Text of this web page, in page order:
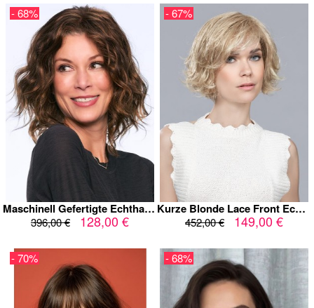
Maschinell Gefertigte Echthaar Perücke Damen – Kurz & Lockig, Natürliches Braun, Leicht & Voluminös, Pflegeleicht, Natürlicher Alltags-Look
396,00 € 128,00 €
- 68%
Kurze Blonde Lace Front Echthaarperücke – Natürlich Gestufter Bob mit Seitlichem Pony, 100% Human Hair Damenperücke
452,00 € 149,00 €
- 67%
- 70% - 68%